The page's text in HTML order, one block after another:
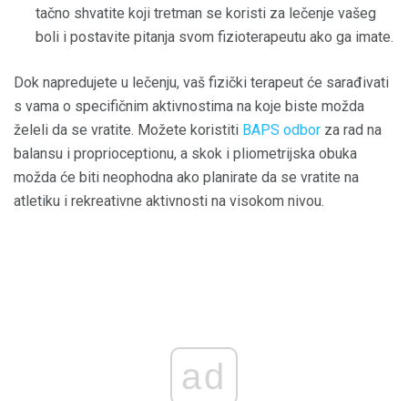
tačno shvatite koji tretman se koristi za lečenje vašeg
boli i postavite pitanja svom fizioterapeutu ako ga imate.
Dok napredujete u lečenju, vaš fizički terapeut će sarađivati ​​
s vama o specifičnim aktivnostima na koje biste možda
želeli da se vratite. Možete koristiti BAPS odbor za rad na
balansu i proprioceptionu, a skok i pliometrijska obuka
možda će biti neophodna ako planirate da se vratite na
atletiku i rekreativne aktivnosti na visokom nivou.
ad